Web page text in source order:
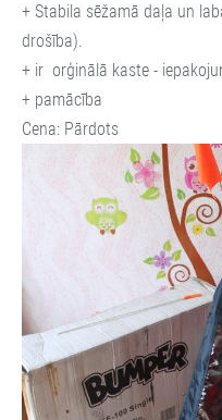
+ Stabila sēžamā daļa un
drošība).
+ ir orģinālā kaste -
+ pamācība
Cena: Pārdots